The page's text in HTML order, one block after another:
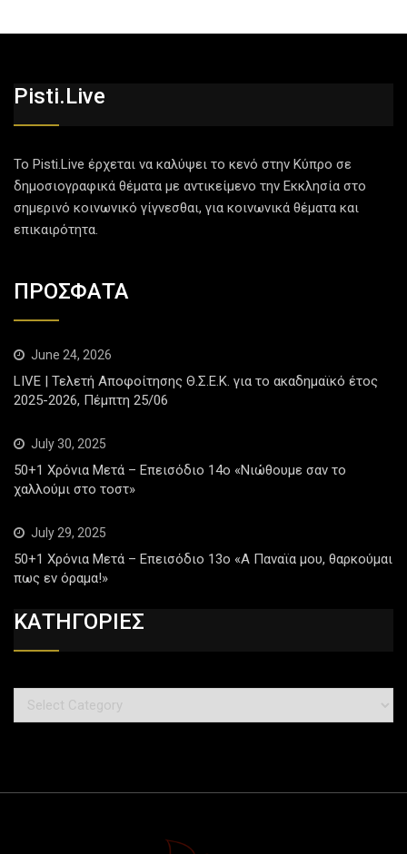
Pisti.live
Το Pisti.Live έρχεται να καλύψει το κενό στην Κύπρο σε
δημοσιογραφικά θέματα με αντικείμενο την Εκκλησία στο
σημερινό κοινωνικό γίγνεσθαι, για κοινωνικά θέματα και
επικαιρότητα.
ΠΡΟΣΦΑΤΑ
June 24, 2026
LIVE | Τελετή Αποφοίτησης Θ.Σ.Ε.Κ. για το ακαδημαϊκό έτος
2025-2026, Πέμπτη 25/06
July 30, 2025
50+1 Χρόνια Μετά – Επεισόδιο 14ο «Νιώθουμε σαν το
χαλλούμι στο τοστ»
July 29, 2025
50+1 Χρόνια Μετά – Επεισόδιο 13ο «Α Παναϊα μου, θαρκούμαι
πως εν όραμα!»
ΚΑΤΗΓΟΡΙΕΣ